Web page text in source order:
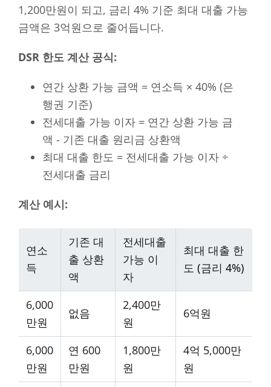
1,200만원이 되고, 금리 4% 기준 최대 대출 가능
금액은 3억원으로 줄어듭니다.
DSR 한도 계산 공식:
연간 상환 가능 금액 = 연소득 × 40% (은
행권 기준)
전세대출 가능 이자 = 연간 상환 가능 금
액 - 기존 대출 원리금 상환액
최대 대출 한도 = 전세대출 가능 이자 ÷
전세대출 금리
계산 예시:
연소
득
기존 대
출 상환
액
전세대출
가능 이
자
최대 대출 한
도 (금리 4%)
6,000
만원
없음
2,400만
원
6억원
6,000
만원
연 600
만원
1,800만
원
4억 5,000만
원